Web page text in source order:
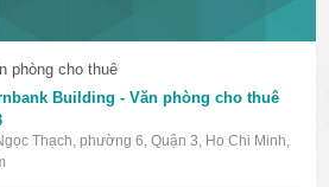
phòng cho thuê
Building - Văn phòng cho thuê
Thạch, phường 6, Quận 3, Ho Chi Minh,